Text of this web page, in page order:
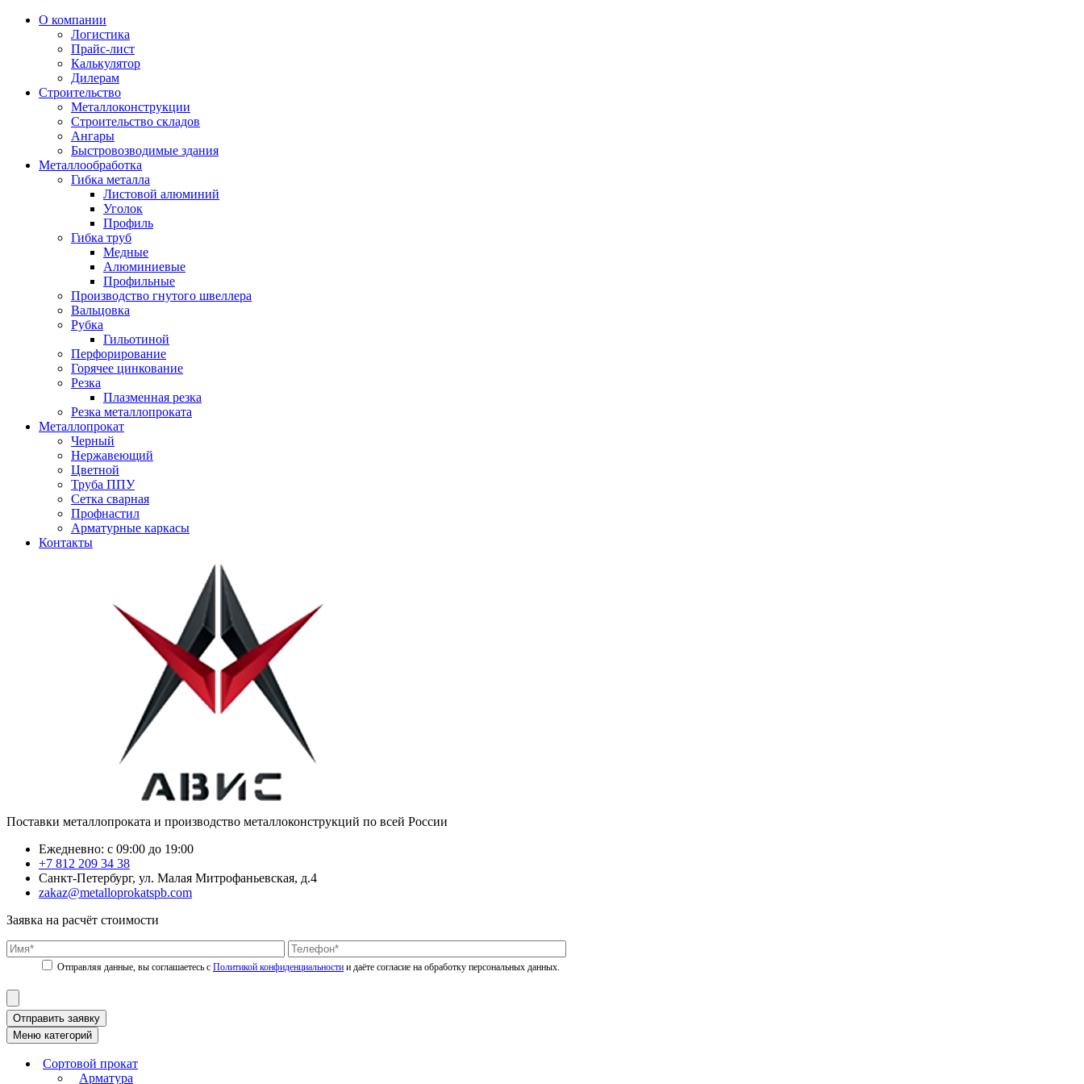
О компании
Логистика
Прайс-лист
Калькулятор
Дилерам
Строительство
Металлоконструкции
Строительство складов
Ангары
Быстровозводимые здания
Металлообработка
Гибка металла
Листовой алюминий
Уголок
Профиль
Гибка труб
Медные
Алюминиевые
Профильные
Производство гнутого швеллера
Вальцовка
Рубка
Гильотиной
Перфорирование
Горячее цинкование
Резка
Плазменная резка
Резка металлопроката
Металлопрокат
Черный
Нержавеющий
Цветной
Труба ППУ
Сетка сварная
Профнастил
Арматурные каркасы
Контакты
Поставки металлопроката и производство металлоконструкций по всей России
Ежедневно: с 09:00 до 19:00
+7 812 209 34 38
Санкт-Петербург, ул. Малая Митрофаньевская, д.4
zakaz@metalloprokatspb.com
Заявка на расчёт стоимости
Политикой конфиденциальности
Отправить заявку
Меню категорий
Сортовой прокат
Арматура